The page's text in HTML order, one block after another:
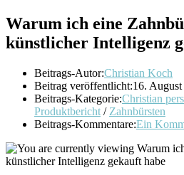
Warum ich eine
künstlicher Intelligenz
Beitrags-Autor:Christian Koch
Beitrag veröffentlicht:16.
Beitrags-Kategorie:Christian
Produktbericht / Zahnbürsten
Beitrags-Kommentare:Ein